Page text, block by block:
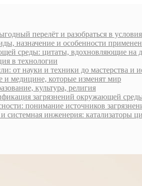
перелёт и разобраться в
назначение и особенности
среды: цитаты, вдохновляющие на
в технологии
от науки и техники до мастерства и
и медицине, которые изменят мир
культура, религия
загрязнений окружающей
понимание источников
системная инженерия: катализаторы